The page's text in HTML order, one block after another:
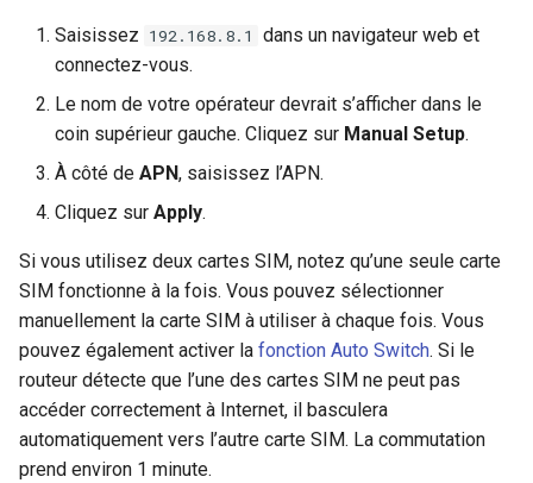
Saisissez 192.168.8.1
dans un navigateur web et
connectez-vous.
Le nom de votre opérateur devrait s’afficher dans le
coin supérieur gauche. Cliquez sur Manual Setup.
À côté de APN, saisissez l’APN.
Cliquez sur Apply.
Si vous utilisez deux cartes SIM, notez qu’une seule carte
SIM fonctionne à la fois. Vous pouvez sélectionner
manuellement la carte SIM à utiliser à chaque fois. Vous
pouvez également activer la fonction Auto Switch. Si le
routeur détecte que l’une des cartes SIM ne peut pas
accéder correctement à Internet, il basculera
automatiquement vers l’autre carte SIM. La commutation
prend environ 1 minute.